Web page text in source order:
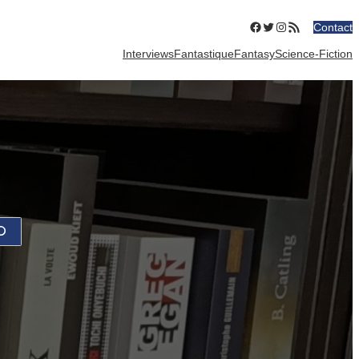
Facebook
Twitter
Instagram
Flux RSSContact
InterviewsFantastiqueFantasyScience-Fiction